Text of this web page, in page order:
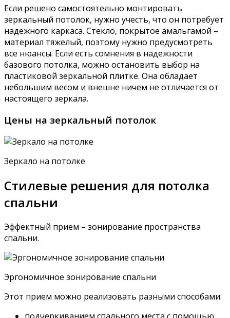
Если решено самостоятельно монтировать
зеркальный потолок, нужно учесть, что он потребует
надежного каркаса. Стекло, покрытое амальгамой –
материал тяжелый, поэтому нужно предусмотреть
все нюансы. Если есть сомнения в надежности
базового потолка, можно остановить выбор на
пластиковой зеркальной плитке. Она обладает
небольшим весом и внешне ничем не отличается от
настоящего зеркала.
Цены на зеркальный потолок
Зеркало на потолке
Стилевые решения для потолка
спальни
Эффектный прием – зонирование пространства
спальни.
Эргономичное зонирование спальни
Этот прием можно реализовать разными способами: